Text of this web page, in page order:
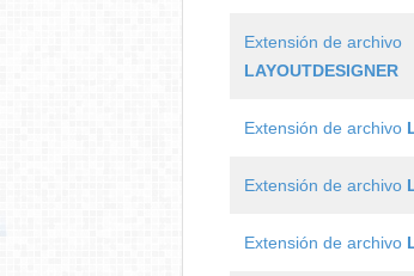
Extensión de archivo
LAYOUTDESIGNER
Extensión de archivo
Extensión de archivo
Extensión de archivo